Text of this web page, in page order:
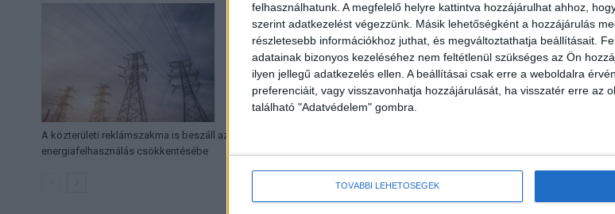
felhasználhatunk. A megfelelő helyre kattintva hozzájárulhat ahhoz,
szerint adatkezelést végezzünk. Másik lehetőségként a hozzájárulás
részletesebb információkhoz juthat, és megváltoztathatja beállításait.
adatainak bizonyos kezeléséhez nem feltétlenül szükséges az Ön
ilyen jellegű adatkezelés ellen. A beállításai csak erre a weboldalra
preferenciáit, vagy visszavonhatja hozzájárulását, ha visszatér erre az
található "Adatvédelem" gombra.
TOVÁBBI LEHETŐSÉGEK
A közterületi reklámszakma is beszáll az
energiafelhasználás csökkentésébe